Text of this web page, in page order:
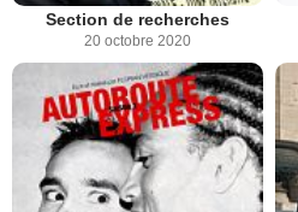
Section de recherches
20 octobre 2020